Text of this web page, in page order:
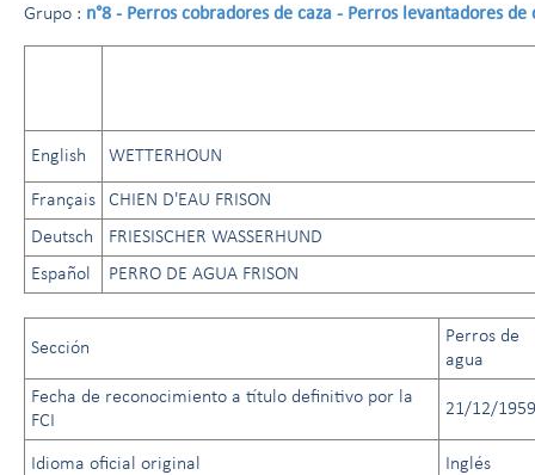
Grupo : n°8 - Perros cobradores de caza - Perros levantadores de
English WETTERHOUN
Français
CHIEN D'EAU FRISON
Deutsch
FRIESISCHER WASSERHUND
Español
PERRO DE AGUA FRISON
Sección
Perros de
agua
Fecha de reconocimiento a título definitivo por la
FCI
21/12/1959
Idioma oficial original Inglés